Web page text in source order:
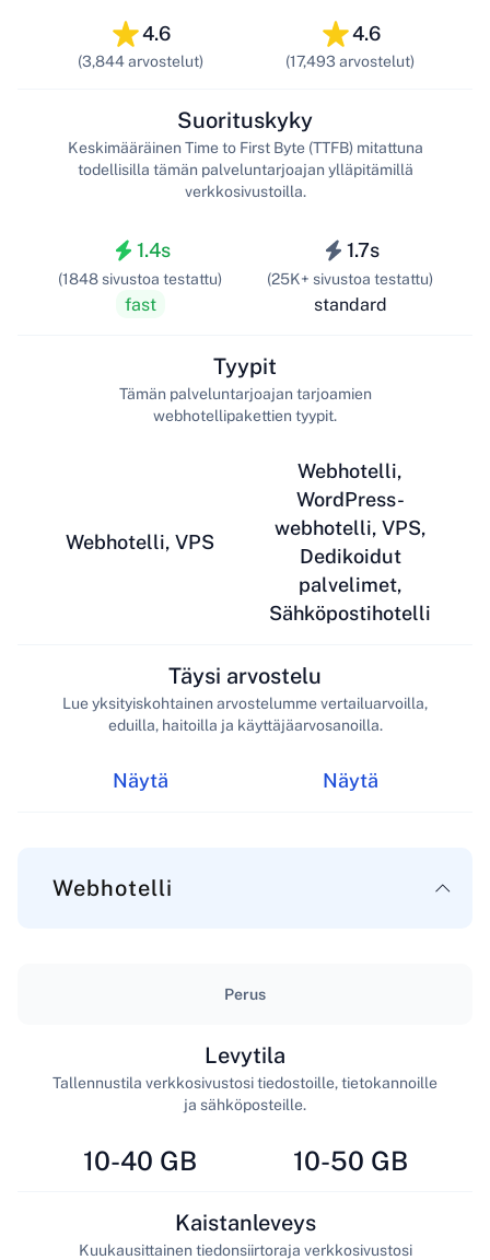
4.6
(3,844 arvostelut)
4.6
(17,493 arvostelut)
1.4s
(1848 sivustoa testattu)
fast
Suorituskyky
Keskimääräinen Time to First Byte (TTFB) mitattuna
todellisilla tämän palveluntarjoajan ylläpitämillä
verkkosivustoilla.
1.7s
(25K+ sivustoa testattu)
standard
Webhotelli, VPS
Tyypit
Tämän palveluntarjoajan tarjoamien
webhotellipakettien tyypit.
Webhotelli,
WordPress-
webhotelli, VPS,
Dedikoidut
palvelimet,
Sähköpostihotelli
Näytä
Täysi arvostelu
Lue yksityiskohtainen arvostelumme vertailuarvoilla,
eduilla, haitoilla ja käyttäjäarvosanoilla.
Näytä
Webhotelli
Perus
10-40 GB
Levytila
Tallennustila verkkosivustosi tiedostoille, tietokannoille
ja sähköposteille.
10-50 GB
Kaistanleveys
Kuukausittainen tiedonsiirtoraja verkkosivustosi